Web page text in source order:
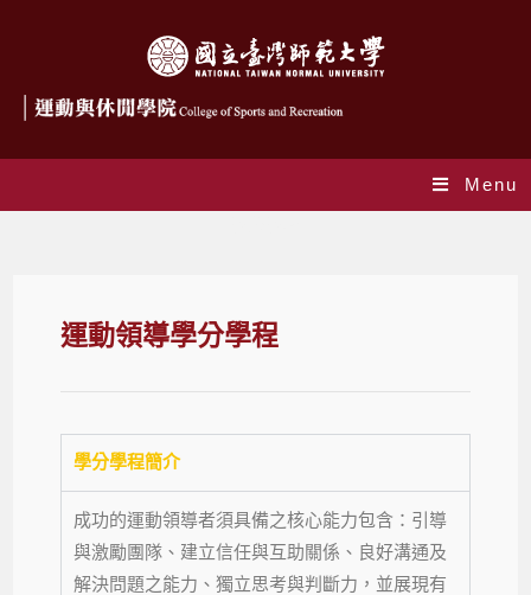
Menu
運動領導學分學程
學分學程簡介
成功的運動領導者須具備之核心能力包含：引導
與激勵團隊、建立信任與互助關係、良好溝通及
解決問題之能力、獨立思考與判斷力，並展現有